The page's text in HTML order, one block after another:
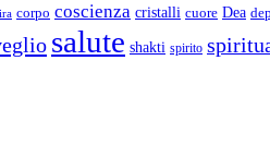
corpo coscienza cristalli cuore Dea
salute shakti spirito